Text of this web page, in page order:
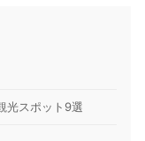
光スポット9選